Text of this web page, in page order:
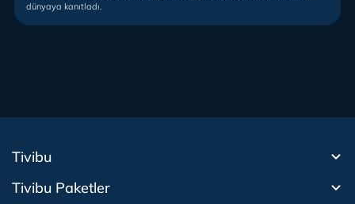
dünyaya kanıtladı.
Tivibu
Tivibu Android TV
Tivibu Paketler